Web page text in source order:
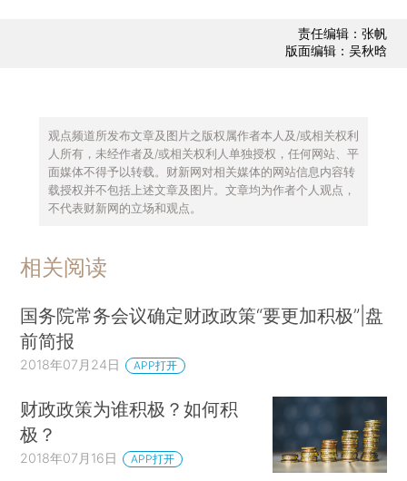
责任编辑：张帆
版面编辑：吴秋晗
观点频道所发布文章及图片之版权属作者本人及/或相关权利
人所有，未经作者及/或相关权利人单独授权，任何网站、平
面媒体不得予以转载。财新网对相关媒体的网站信息内容转
载授权并不包括上述文章及图片。文章均为作者个人观点，
不代表财新网的立场和观点。
相关阅读
国务院常务会议确定财政政策“要更加积极”|盘
前简报
2018年07月24日 APP打开
财政政策为谁积极？如何积
极？
2018年07月16日 APP打开